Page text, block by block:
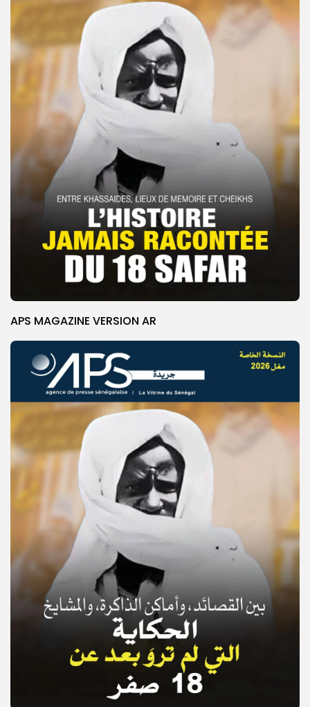
© Copyright 2025, APS
APS MAGAZINE VERSION AR